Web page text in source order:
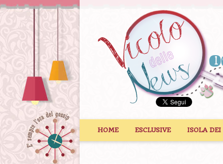
HOME ESCLUSIVE ISOLA